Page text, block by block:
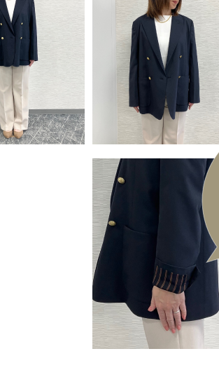
ボディケア
スキンケア
メイクアップ